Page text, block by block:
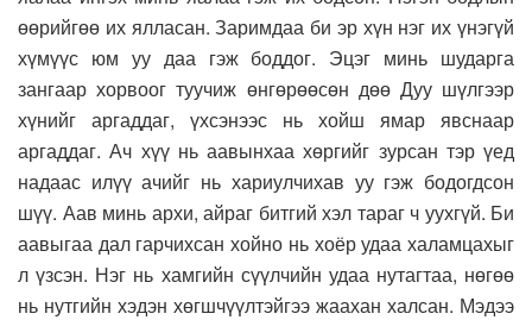
өөрийгөө их ялласан. Заримдаа би эр хүн нэг их үнэгүй
хүмүүс юм уу даа гэж боддог. Эцэг минь шударга
зангаар хорвоог туучиж өнгөрөөсөн дөө Дуу шүлгээр
хүнийг аргаддаг, үхсэнээс нь хойш ямар явснаар
аргаддаг. Ач хүү нь аавынхаа хөргийг зурсан тэр үед
надаас илүү ачийг нь хариулчихав уу гэж бодогдсон
шүү. Аав минь архи, айраг битгий хэл тараг ч уухгүй. Би
аавыгаа дал гарчихсан хойно нь хоёр удаа халамцахыг
л үзсэн. Нэг нь хамгийн сүүлчийн удаа нутагтаа, нөгөө
нь нутгийн хэдэн хөгшчүүлтэйгээ жаахан халсан. Мэдээ